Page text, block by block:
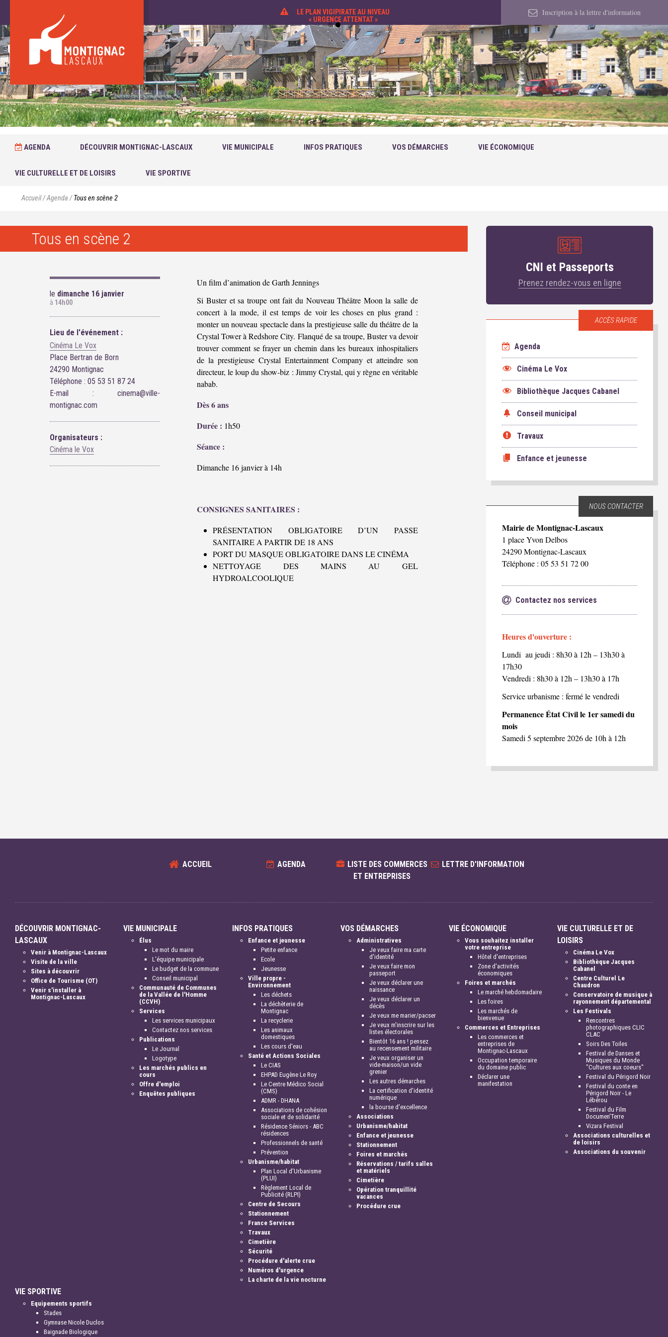
LE PLAN VIGIPIRATE AU NIVEAU
« URGENCE ATTENTAT »
Inscription à la lettre d'information
AGENDA DÉCOUVRIR MONTIGNAC-LASCAUX VIE MUNICIPALE INFOS PRATIQUES VOS DÉMARCHES VIE ÉCONOMIQUE
VIE CULTURELLE ET DE LOISIRS VIE SPORTIVE
Accueil/Agenda /Tous en scène 2
Tous en scène 2
le dimanche 16 janvier
à 14h00
Lieu de l'événement :
Cinéma Le Vox
Place Bertran de Born
24290 Montignac
Téléphone : 05 53 51 87 24
E-mail : cinema@ville-
montignac.com
Organisateurs :
Cinéma le Vox
Un film d’animation de Garth Jennings
Si Buster et sa troupe ont fait du Nouveau Théâtre Moon la salle de
concert à la mode, il est temps de voir les choses en plus grand :
monter un nouveau spectacle dans la prestigieuse salle du théâtre de la
Crystal Tower à Redshore City. Flanqué de sa troupe, Buster va devoir
trouver comment se frayer un chemin dans les bureaux inhospitaliers
de la prestigieuse Crystal Entertainment Company et atteindre son
directeur, le loup du show-biz : Jimmy Crystal, qui y règne en véritable
nabab.
Dès 6 ans
Durée : 1h50
Séance :
Dimanche 16 janvier à 14h
CONSIGNES SANITAIRES :
PRÉSENTATION OBLIGATOIRE D’UN PASSE
SANITAIRE A PARTIR DE 18 ANS
PORT DU MASQUE OBLIGATOIRE DANS LE CINÉMA
NETTOYAGE DES MAINS AU GEL
HYDROALCOOLIQUE
CNI et Passeports
Prenez rendez-vous en ligne
ACCÈS RAPIDE
Agenda
Cinéma Le Vox
Bibliothèque Jacques Cabanel
Conseil municipal
Travaux
Enfance et jeunesse
NOUS CONTACTER
Mairie de Montignac-Lascaux
1 place Yvon Delbos
24290 Montignac-Lascaux
Téléphone : 05 53 51 72 00
Contactez nos services
Heures d'ouverture :
Lundi au jeudi : 8h30 à 12h – 13h30 à
17h30
Vendredi : 8h30 à 12h – 13h30 à 17h
Service urbanisme : fermé le vendredi
Permanence État Civil le 1er samedi du
mois
Samedi 5 septembre 2026 de 10h à 12h
ACCUEIL AGENDA
LISTE DES COMMERCES
ET ENTREPRISES
LETTRE D'INFORMATION
DÉCOUVRIR MONTIGNAC-
LASCAUX
Venir à Montignac-Lascaux
Visite de la ville
Sites à découvrir
Office de Tourisme (OT)
Venir s'installer à
Montignac-Lascaux
VIE MUNICIPALE
Élus
Le mot du maire
L'équipe municipale
Le budget de la commune
Conseil municipal
Communauté de Communes
de la Vallée de l'Homme
(CCVH)
Services
Les services municipaux
Contactez nos services
Publications
Le Journal
Logotype
Les marchés publics en
cours
Offre d'emploi
Enquêtes publiques
INFOS PRATIQUES
Enfance et jeunesse
Petite enfance
Ecole
Jeunesse
Ville propre -
Environnement
Les déchets
La déchèterie de
Montignac
La recyclerie
Les animaux
domestiques
Les cours d'eau
Santé et Actions Sociales
Le CIAS
EHPAD Eugène Le Roy
Le Centre Médico Social
(CMS)
ADMR - DHANA
Associations de cohésion
sociale et de solidarité
Résidence Séniors - ABC
résidences
Professionnels de santé
Prévention
Urbanisme/habitat
Plan Local d'Urbanisme
(PLUI)
Règlement Local de
Publicité (RLPI)
Centre de Secours
Stationnement
France Services
Travaux
Cimetière
Sécurité
Procédure d'alerte crue
Numéros d'urgence
La charte de la vie nocturne
VOS DÉMARCHES
Administratives
Je veux faire ma carte
d'identité
Je veux faire mon
passeport
Je veux déclarer une
naissance
Je veux déclarer un
décès
Je veux me marier/pacser
Je veux m'inscrire sur les
listes électorales
Bientôt 16 ans ! pensez
au recensement militaire
Je veux organiser un
vide-maison/un vide
grenier
Les autres démarches
La certification d'identité
numérique
la bourse d'excellence
Associations
Urbanisme/habitat
Enfance et jeunesse
Stationnement
Foires et marchés
Réservations / tarifs salles
et matériels
Cimetière
Opération tranquillité
vacances
Procédure crue
VIE ÉCONOMIQUE
Vous souhaitez installer
votre entreprise
Hôtel d'entreprises
Zone d'activités
économiques
Foires et marchés
Le marché hebdomadaire
Les foires
Les marchés de
bienvenue
Commerces et Entreprises
Les commerces et
entreprises de
Montignac-Lascaux
Occupation temporaire
du domaine public
Déclarer une
manifestation
VIE CULTURELLE ET DE
LOISIRS
Cinéma Le Vox
Bibliothèque Jacques
Cabanel
Centre Culturel Le
Chaudron
Conservatoire de musique à
rayonnement départemental
Les Festivals
Rencontres
photographiques CLIC
CLAC
Soirs Des Toiles
Festival de Danses et
Musiques du Monde
"Cultures aux coeurs"
Festival du Périgord Noir
Festival du conte en
Périgord Noir - Le
Lébérou
Festival du Film
Documen'Terre
Vizara Festival
Associations culturelles et
de loisirs
Associations du souvenir
VIE SPORTIVE
Equipements sportifs
Stades
Gymnase Nicole Duclos
Baignade Biologique